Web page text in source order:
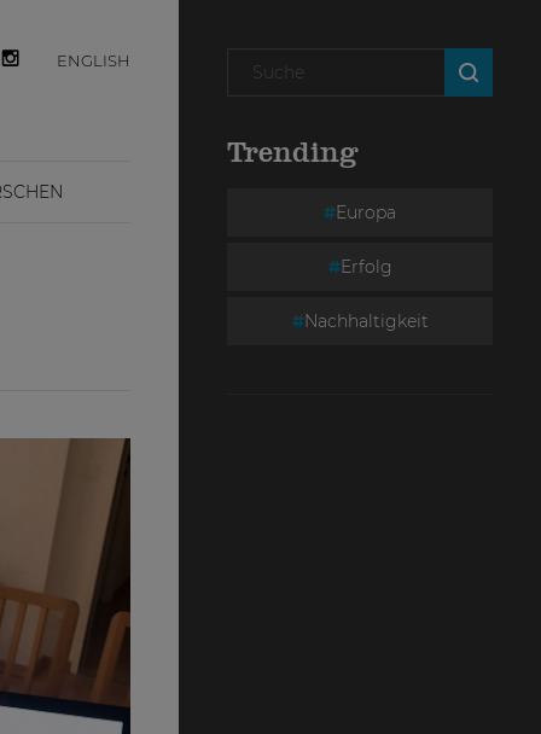
ENGLISH
Trending
Europa
Erfolg
Nachhaltigkeit